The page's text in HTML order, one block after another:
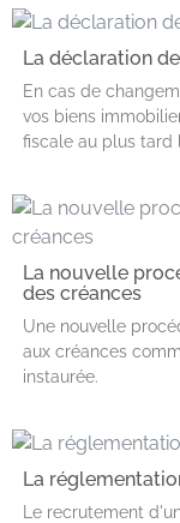
La déclaration
En cas de
vos biens
fiscale au plus tard
La nouvelle
des créances
Une nouvelle
aux créances
instaurée.
La
Le recrutement